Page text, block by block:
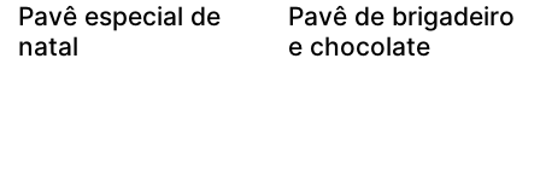
Pavê especial de
natal
Pavê de brigadeiro
e chocolate